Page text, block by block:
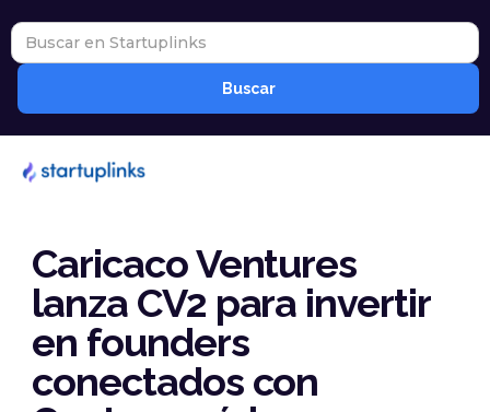
Caricaco Ventures
lanza CV2 para invertir
en founders
conectados con